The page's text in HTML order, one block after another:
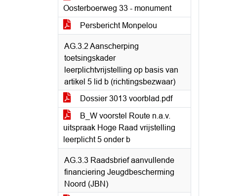
Oosterboerweg 33 - monument
Persbericht Monpelou
AG.3.2 Aanscherping
toetsingskader
leerplichtvrijstelling op basis van
artikel 5 lid b (richtingsbezwaar)
Dossier 3013 voorblad.pdf
B_W voorstel Route n.a.v.
uitspraak Hoge Raad vrijstelling
leerplicht 5 onder b
AG.3.3 Raadsbrief aanvullende
financiering Jeugdbescherming
Noord (JBN)